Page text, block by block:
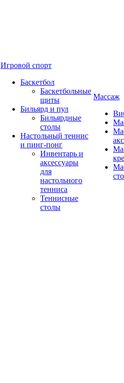
Игровой спорт
Баскетбол
Баскетбольные
щиты
Бильярд и пул
Бильярдные
столы
Настольный теннис
и пинг-понг
Инвентарь и
аксессуары
для
настольного
тенниса
Теннисные
столы
Массаж